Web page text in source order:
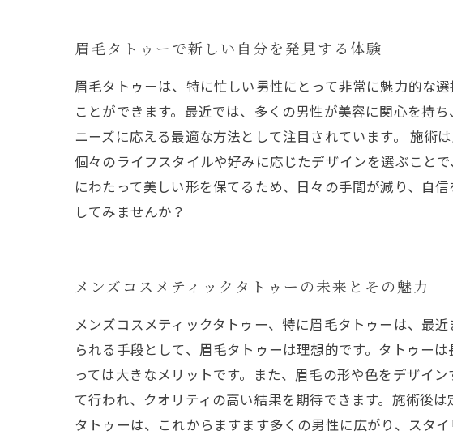
眉毛タトゥーで新しい自分を発見する体験
眉毛タトゥーは、特に忙しい男性にとって非常に魅力的な
ことができます。最近では、多くの男性が美容に関心を持
ニーズに応える最適な方法として注目されています。 施術
個々のライフスタイルや好みに応じたデザインを選ぶこと
にわたって美しい形を保てるため、日々の手間が減り、自
してみませんか？
メンズコスメティックタトゥーの未来とその魅力
メンズコスメティックタトゥー、特に眉毛タトゥーは、最
られる手段として、眉毛タトゥーは理想的です。タトゥー
っては大きなメリットです。また、眉毛の形や色をデザイ
て行われ、クオリティの高い結果を期待できます。施術後
タトゥーは、これからますます多くの男性に広がり、スタ